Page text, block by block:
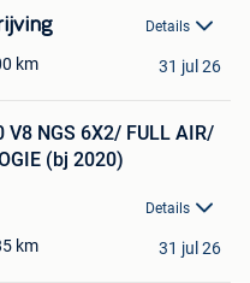
Details
km 31 jul 26
V8 NGS 6X2/ FULL AIR/
(bj 2020)
Details
km 31 jul 26